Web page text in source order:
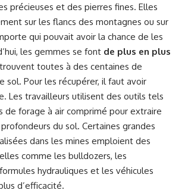
précieuses et des pierres fines. Elles
sur les flancs des montagnes ou sur
qui pouvait avoir la chance de les
les gemmes se font de plus en plus
toutes à des centaines de
sol. Pour les récupérer, il faut avoir
Les travailleurs utilisent des outils tels
de forage à air comprimé pour extraire
du sol. Certaines grandes
dans les mines emploient des
comme les bulldozers, les
hydrauliques et les véhicules
d’efficacité.